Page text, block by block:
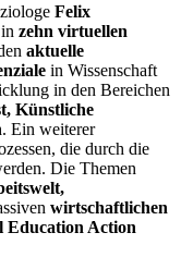
Felix
zehn virtuellen
aktuelle
in Wissenschaft
in den Bereichen
Künstliche
. Ein weiterer
die durch die
Die Themen
wirtschaftlichen
Education Action